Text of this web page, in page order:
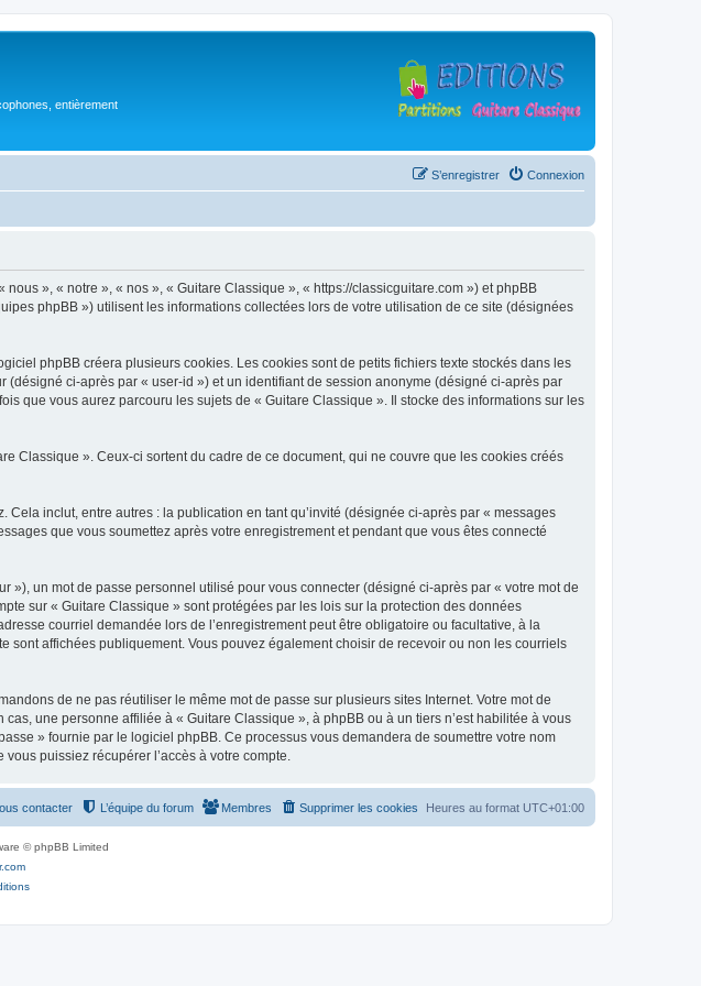
entièrement
Connexion
S’enregistrer
», « notre », « nos », « Guitare Classique », « https://classicguitare.com ») et phpBB
phpBB ») utilisent les informations collectées lors de votre utilisation de ce site (désignées
phpBB créera plusieurs cookies. Les cookies sont de petits fichiers texte stockés dans les
ci-après par « user-id ») et un identifiant de session anonyme (désigné ci-après par
que vous aurez parcouru les sujets de « Guitare Classique ». Il stocke des informations sur les
Classique ». Ceux-ci sortent du cadre de ce document, qui ne couvre que les cookies créés
inclut, entre autres : la publication en tant qu’invité (désignée ci-après par « messages
que vous soumettez après votre enregistrement et pendant que vous êtes connecté
»), un mot de passe personnel utilisé pour vous connecter (désigné ci-après par « votre mot de
sur « Guitare Classique » sont protégées par les lois sur la protection des données
courriel demandée lors de l’enregistrement peut être obligatoire ou facultative, à la
affichées publiquement. Vous pouvez également choisir de recevoir ou non les courriels
de ne pas réutiliser le même mot de passe sur plusieurs sites Internet. Votre mot de
une personne affiliée à « Guitare Classique », à phpBB ou à un tiers n’est habilitée à vous
» fournie par le logiciel phpBB. Ce processus vous demandera de soumettre votre nom
puissiez récupérer l’accès à votre compte.
Heures au format UTC+01:00
Supprimer les cookies
Membres
L’équipe du forum
contacter
© phpBB Limited